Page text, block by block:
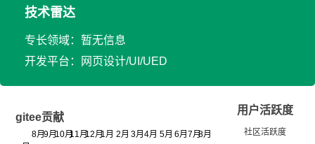
技术雷达
专长领域：暂无信息
开发平台：网页设计/UI/UED
gitee贡献
用户活跃度